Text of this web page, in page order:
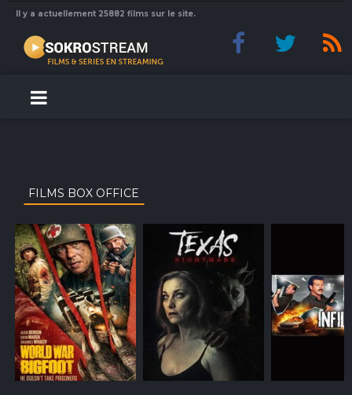
Il y a actuellement 25882 films sur le site.
FILMS BOX OFFICE